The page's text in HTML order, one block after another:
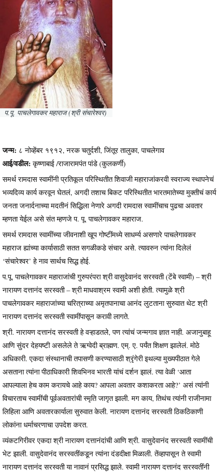
प.पू. पाचलेगावकर महाराज (श्री संचारेश्वर)
जन्म: ८ नोव्हेंबर १९१२, नरक चतुर्दशी, जिंतूर तालुका, पाचलेगाव
आई/वडील: कृष्णाबाई /राजारामपंत पांडे (कुलकर्णी)
समर्थ रामदास स्वामींनी प्रतिकूल परिस्थितीत शिवाजी महाराजांकरवी स्वराज्य स्थापनेचं
भव्यदिव्य कार्य करवून घेतलं, अगदी तशाच बिकट परिस्थितीत भारतमातेच्या मुक्तीचं कार्य
जनता जनार्दनाच्या मदतीनं सिद्धिला नेणारे अगदी रामदास स्वामींचाच पुढचा अवतार
म्हणता येईल असे संत म्हणजे प. पू. पाचलेगावकर महाराज.
समर्थ रामदास स्वामींच्या जीवनाशी खूप गोष्टींमध्ये साधर्म्य असणारे पाचलेगावकर
महाराज ह्यांच्या कार्यासाठी सतत सगळीकडे संचार असे. त्यावरुन त्यांना दिलेलं
‘संचारेश्वर’ हे नाव सार्थच सिद्ध होई.
प.पू. पाचलेगावकर महाराजांची गुरुपरंपरा श्री वासुदेवानंद सरस्वती (टेंबे स्वामी) – श्री
नारायण दत्तानंद सरस्वती – श्री माधवाश्रम स्वामी अशी होती. त्यामुळे श्री
पाचलेगावकर महाराजांच्या चरित्राच्या अमृतपानाचा आनंद लुटताना सुरुवात थेट श्री
नारायण दत्तानंद सरस्वती स्वामींपासून करावी लागते.
श्री. नारायण दत्तानंद सरस्वती हे वऱ्हाडतले, पण त्यांचं जन्मगाव ज्ञात नाही. अजानुबाहू
आणि सुंदर देहयष्टी असलेले ते ऋग्वेदी ब्राह्मण. एम्. ए. पर्यंत शिक्षण झालेलं. मोठे
अधिकारी. एकदा संस्थानाची तपासणी करण्यासाठी श्रृंगेरी इथल्या मुख्यपीठात गेले
असताना त्यांना पीठाधिकारी शिवभिनव भारती यांचं दर्शन झालं. त्या वेळी ‘आता
आपल्याला हेच काम करायचे आहे काय? आपला अवतार कशाकरता आहे?’ असं त्यांनी
विचारताच स्वामींची पूर्वअवतारांची स्मृति जागृत झाली. मग काय, तिथंच त्यांनी राजीनामा
लिहिला आणि अवतारकार्याला सुरुवात केली. नारायण दत्तानंद सरस्वती ठिकठिकाणी
लोकांना धर्माचरणाचा उपदेश करत.
व्यंकटगिरीवर एकदा श्री नारायण दत्तानंदांची आणि श्री. वासुदेवानंद सरस्वती स्वामींची
भेट झाली. वासुदेवानंद सरस्वतींकडून त्यांना दंडदीक्षा मिळाली. तेंव्हापासून ते स्वामी
नारायण दत्तानंद सरस्वती या नावानं प्रसिद्ध झाले. स्वामी नारायण दत्तानंद सरस्वतींनी